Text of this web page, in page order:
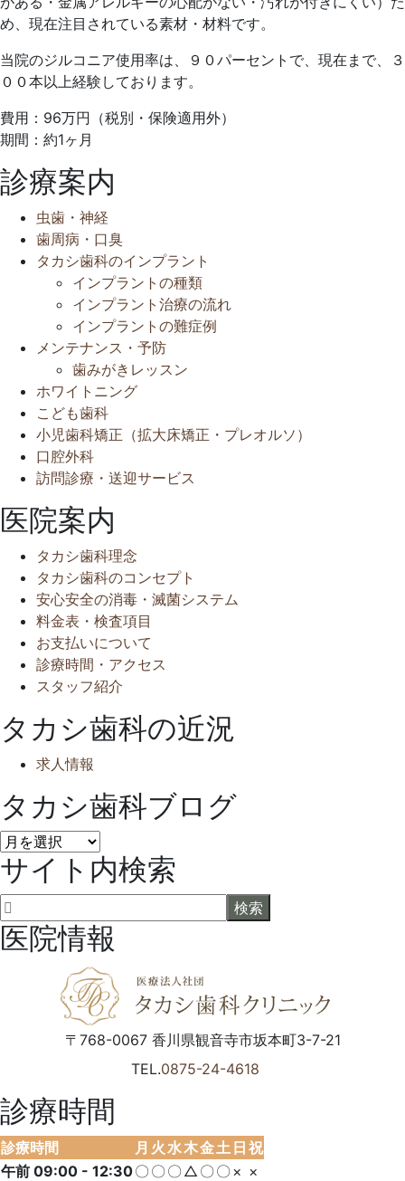
め、現在注目されている素材・材料です。
当院のジルコニア使用率は、９０パーセントで、現在まで、３
００本以上経験しております。
費用：96万円（税別・保険適用外）
期間：約1ヶ月
診療案内
虫歯・神経
歯周病・口臭
タカシ歯科のインプラント
インプラントの種類
インプラント治療の流れ
インプラントの難症例
メンテナンス・予防
歯みがきレッスン
ホワイトニング
こども歯科
小児歯科矯正（拡大床矯正・プレオルソ）
口腔外科
訪問診療・送迎サービス
医院案内
タカシ歯科理念
タカシ歯科のコンセプト
安心安全の消毒・滅菌システム
料金表・検査項目
お支払いについて
診療時間・アクセス
スタッフ紹介
タカシ歯科の近況
求人情報
タカシ歯科ブログ
タ
カ
シ
歯
科
ブ
サイト内検索
医院情報
〒768-0067 香川県観音寺市坂本町3-7-21
TEL.0875-24-4618
診療時間
診療時間 月 火 水木金土 日 祝
午前 09:00 - 12:30〇 〇 〇 △ 〇 〇 × ×